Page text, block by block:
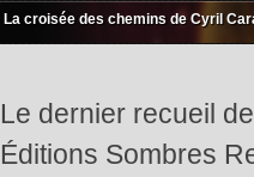
La croisée des chemins de Cyril
Le dernier recueil
Éditions Sombres